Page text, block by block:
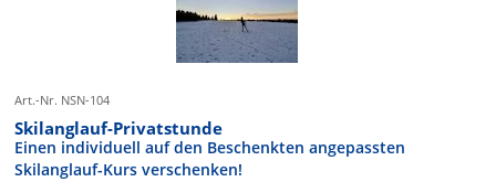
Art.-Nr. NSN-104
Skilanglauf-Privatstunde
Einen individuell auf den Beschenkten angepassten
Skilanglauf-Kurs verschenken!